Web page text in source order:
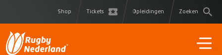
Shop Tickets Opleidingen Zoeken